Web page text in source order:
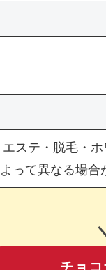
エステ・脱毛・
って異なる場合
チョ